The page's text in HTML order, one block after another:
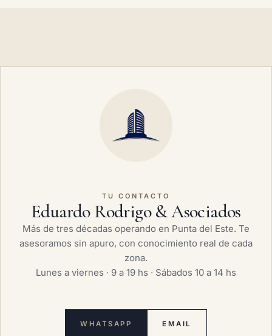
TU CONTACTO
Eduardo Rodrigo & Asociados
Más de tres décadas operando en Punta del Este. Te
asesoramos sin apuro, con conocimiento real de cada
zona.
Lunes a viernes · 9 a 19 hs · Sábados 10 a 14 hs
WHATSAPP EMAIL